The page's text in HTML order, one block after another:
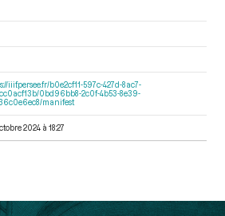
iiif.persee.fr/b0e2cf11-597c-427d-8ac7-
0bd96bb8-2c0f-4b53-8e39-
manifest
2024 à 18:27